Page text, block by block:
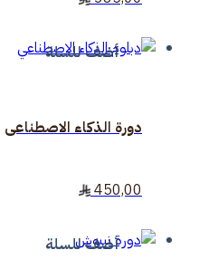
أضف للسلة
دورة الذكاء الاصطناعى
450,00
أضف للسلة